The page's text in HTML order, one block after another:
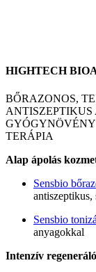
HIGHTECH
BŐRAZONOS,
ANTISZEPTIKUS
TERÁPIA
Alap ápolás
Sensbio
Sensbio
anyagokkal
Intenzív